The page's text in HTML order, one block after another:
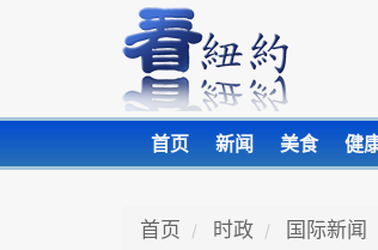
首页 新闻 美食 健
首页 时政 国际新闻